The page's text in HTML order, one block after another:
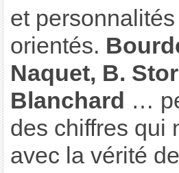
et
orientés.
Naquet, B.
Blanchard …
des chiffres qui
avec la vérité